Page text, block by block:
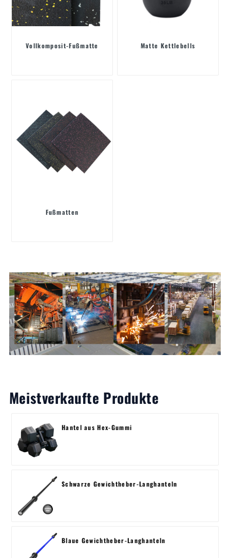
Vollkomposit-Fußmatte Matte Kettlebells
Fußmatten
Meistverkaufte Produkte
Hantel aus Hex-Gummi
Schwarze Gewichtheber-Langhanteln
Blaue Gewichtheber-Langhanteln